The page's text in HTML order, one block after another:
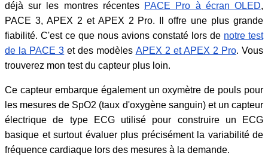
déjà sur les montres récentes PACE Pro à écran OLED,
PACE 3, APEX 2 et APEX 2 Pro. Il offre une plus grande
fiabilité. C'est ce que nous avions constaté lors de notre test
de la PACE 3 et des modèles APEX 2 et APEX 2 Pro. Vous
trouverez mon test du capteur plus loin.
Ce capteur embarque également un oxymètre de pouls pour
les mesures de SpO2 (taux d'oxygène sanguin) et un capteur
électrique de type ECG utilisé pour construire un ECG
basique et surtout évaluer plus précisément la variabilité de
fréquence cardiaque lors des mesures à la demande.